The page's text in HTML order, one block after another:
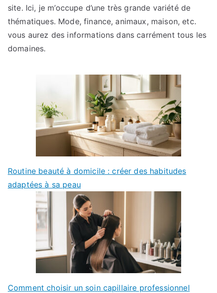
site. Ici, je m’occupe d’une très grande variété de
thématiques. Mode, finance, animaux, maison, etc.
vous aurez des informations dans carrément tous les
domaines.
Routine beauté à domicile : créer des habitudes
adaptées à sa peau
Comment choisir un soin capillaire professionnel